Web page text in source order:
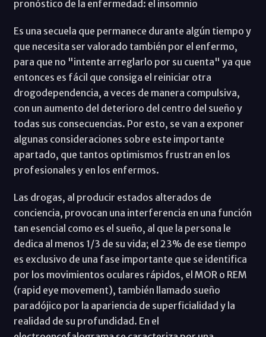
pronóstico de la enfermedad: el insomnio
Es una secuela que permanece durante algún tiempo y
que necesita ser valorado también por el enfermo,
para que no "intente arreglarlo por su cuenta" ya que
entonces es fácil que consiga el reiniciar otra
drogodependencia, a veces de manera compulsiva,
con un aumento del deterioro del centro del sueño y
todas sus consecuencias. Por esto, se van a exponer
algunas consideraciones sobre este importante
apartado, que tantos optimismos frustran en los
profesionales y en los enfermos.
Las drogas, al producir estados alterados de
conciencia, provocan una interferencia en una función
tan esencial como es el sueño, al que la persona le
dedica al menos 1/3 de su vida; el 23% de ese tiempo
es exclusivo de una fase importante que se identifica
por los movimientos oculares rápidos, el MOR o REM
(rapid eye movement), también llamado sueño
paradójico por la apariencia de superficialidad y la
realidad de su profundidad. En el